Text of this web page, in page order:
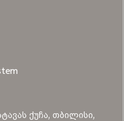
ქუჩა, თბილისი,